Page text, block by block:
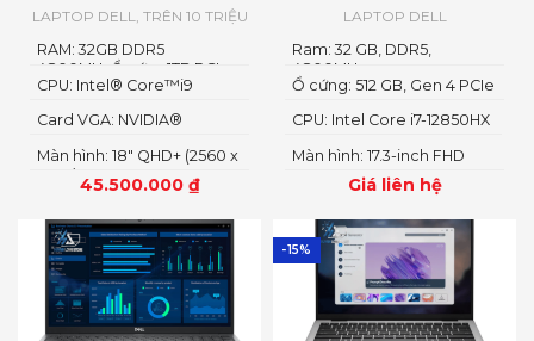
LAPTOP DELL, TRÊN 10 TRIỆU
45.500.000 ₫
Màn hình: 18" QHD+ (2560 x
1600)
Card VGA: NVIDIA®
GDDR6
CPU: Intel® Core™i9
RAM: 32GB DDR5
4800MHzỔ cứng1TB PCIe
Gen4 M.2 SSD
LAPTOP DELL
Giá liên hệ
Màn hình: 17.3-inch FHD
1920 x 1080
CPU: Intel Core i7-12850HX
Ổ cứng: 512 GB, Gen 4 PCIe
Ram: 32 GB, DDR5,
4800MHz
-15%